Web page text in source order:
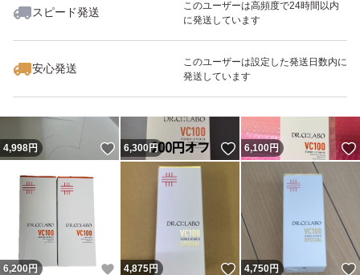
スピード発送
このユーザーは高頻度で24時間以内
に発送しています
安心発送
このユーザーは設定した発送日数内に
発送しています
いいね！
6,800
4,998円 いいね！
6,300円 いいね！
6,100円
6,200円 いいね！
4,875円 いいね！
4,750円